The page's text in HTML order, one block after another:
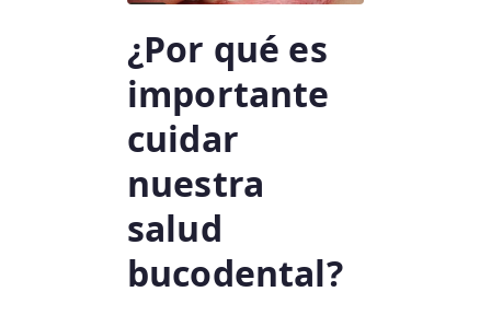
¿Por qué es
importante
cuidar
nuestra
salud
bucodental?